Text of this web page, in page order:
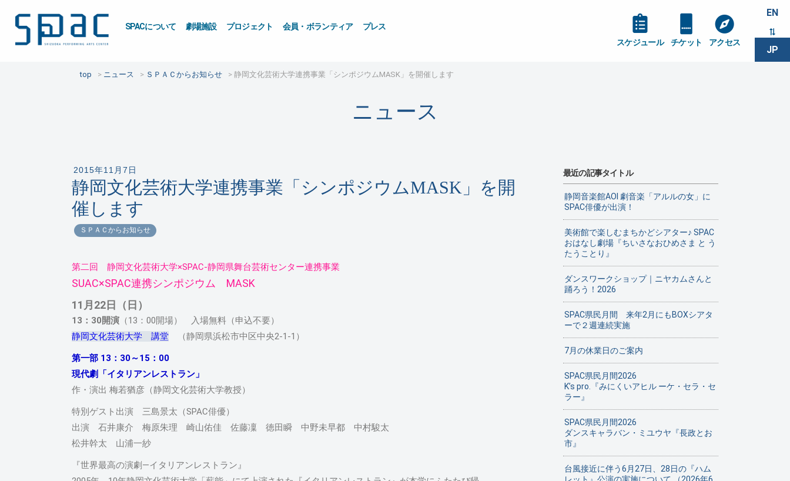
SPACについて 劇場施設 プロジェクト 会員・ボランティア プレス
EN
JP
スケジュール チケット アクセス
top ニュース ＳＰＡＣからお知らせ 静岡文化芸術大学連携事業「シンポジウムMASK」を開催します
ニュース
2015年11月7日
静岡文化芸術大学連携事業「シンポジウムMASK」を開
催します
ＳＰＡＣからお知らせ
第二回 静岡文化芸術大学×SPAC‐静岡県舞台芸術センター連携事業
SUAC×SPAC連携シンポジウム MASK
11月22日（日）
13：30開演 （13：00開場） 入場無料（申込不要）
静岡文化芸術大学 講堂 （静岡県浜松市中区中央2-1-1）
第一部 13：30～15：00
現代劇「イタリアンレストラン」
作・演出 梅若猶彦（静岡文化芸術大学教授）
特別ゲスト出演 三島景太（SPAC俳優）
出演 石井康介 梅原朱理 崎山佑佳 佐藤凜 徳田瞬 中野未早都 中村駿太
松井幹太 山浦一紗
『世界最高の演劇―イタリアンレストラン』
最近の記事タイトル
静岡音楽館AOI 劇音楽「アルルの女」に
SPAC俳優が出演！
美術館で楽しむまちかどシアター♪ SPAC
おはなし劇場『ちいさなおひめさま と う
たうことり』
ダンスワークショップ｜ニヤカムさんと
踊ろう！2026
SPAC県民月間 来年2月にもBOXシアタ
ーで２週連続実施
7月の休業日のご案内
SPAC県民月間2026
K’s pro.『みにくいアヒル ーケ・セラ・セ
ラー』
SPAC県民月間2026
ダンスキャラバン・ミユウヤ『長政とお
市』
台風接近に伴う6月27日、28日の『ハム